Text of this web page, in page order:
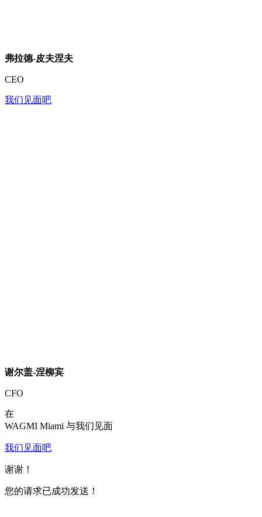
弗拉德-皮夫涅夫
CEO
我们见面吧
谢尔盖-涅柳宾
CFO
在
WAGMI Miami 与我们见面
我们见面吧
谢谢！
您的请求已成功发送！